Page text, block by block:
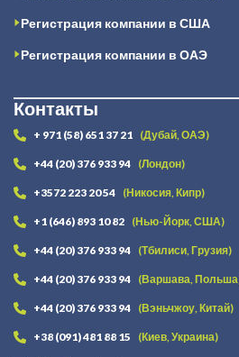
Регистрация компании в США
Регистрация компании в ОАЭ
Контакты
+ 971 (58) 651 37 21 (Дубай, ОАЭ)
+44 (20) 376 933 94 (Лондон)
+3572 223 20 54 (Никосия, Кипр)
+1 (646) 893 10 82 (Нью-Йорк, США)
+44 (20) 376 933 94 (Тбилиси, Грузия)
+44 (20) 376 933 94 (Варшава,
+44 (20) 376 933 94 (Вэньчжоу, Китай)
+38 (091) 481 88 15 (Киев, Украина)